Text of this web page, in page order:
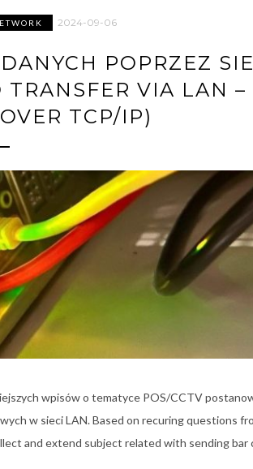
2024-09-06
POPRZEZ
VIA LAN –
TCP/IP)
wpisów o tematyce POS/CCTV
w sieci LAN. Based on recuring questions
and extend subject related with sending bar